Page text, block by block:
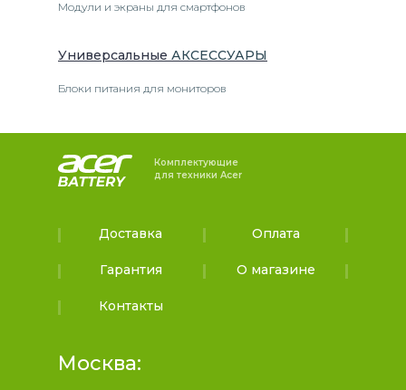
Модули и экраны для смартфонов
Универсальные АКСЕССУАРЫ
Блоки питания для мониторов
Комплектующие
для техники Acer
Доставка Оплата
Гарантия О магазине
Контакты
Москва: